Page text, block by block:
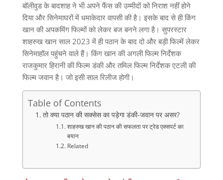
बॉलीवुड के बादशाह ने भी अपने फैंस की उम्मीदों को निराश नहीं होने
दिया और सिनेमाघरों में धमाकेदार वापसी की है। इसके बाद से ही किंग
खान की अपकमिंग फिल्मों को लेकर बज बनने लगा है। सुपरस्टार
शाहरुख खान साल 2023 में ही पठान के बाद दो और बड़ी फिल्में लेकर
सिनेमाहॉल पहुंचने वाले हैं। किंग खान की अगली फिल्म निर्देशक
राजकुमार हिरानी की फिल्म डंकी और तमिल फिल्म निर्देशक एटली की
फिल्म जवान है। जो इसी साल रिलीज होगी।
Table of Contents
तो क्या पठान की सक्सेस का पड़ेगा डंकी-जवान पर असर?
शाहरुख खान की पठान की सफलता पर ट्रेड एक्सपर्ट का
बयान
Related